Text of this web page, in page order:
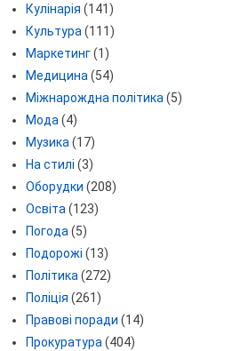
Кулінарія (141)
Культура (111)
Маркетинг(1)
Медицина (54)
Міжнарождна політика (5)
Мода (4)
Музика (17)
На стилі (3)
Оборудки (208)
Освіта (123)
Погода (5)
Подорожі (13)
Політика (272)
Поліція (261)
Правові поради (14)
Прокуратура (404)